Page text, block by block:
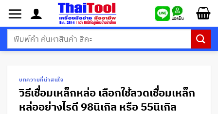
ยัง
เนื้อหา
ค้นหา:
บทความที่น่าสนใจ
วิธีเชื่อมเหล็กหล่อ เลือกใช้ลวดเชื่อมเหล็ก
หล่ออย่างไรดี 98นิเกิล หรือ 55นิเกิล